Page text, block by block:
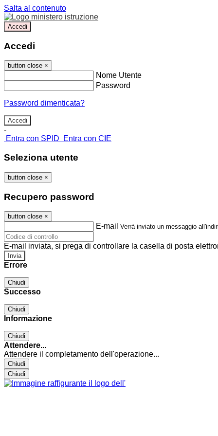
Salta al contenuto
Accedi
Accedi
button close ×
Nome Utente
Password
Password dimenticata?
-
Entra con SPID
Entra con CIE
Seleziona utente
button close ×
Recupero password
button close ×
E-mail Verrà inviato un messaggio
E-mail inviata, si prega di controllare la casella di posta
Errore
Chiudi
Successo
Chiudi
Informazione
Chiudi
Attendere...
Attendere il completamento dell'operazione...
Chiudi
Chiudi